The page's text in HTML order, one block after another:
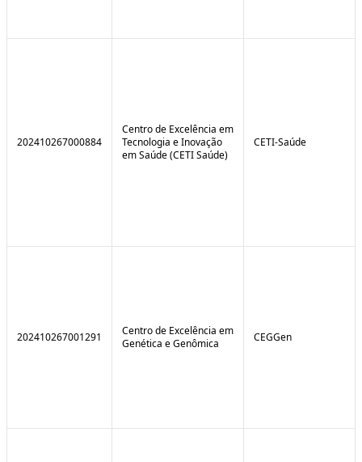
202410267000884
Centro de Excelência em
Tecnologia e Inovação
em Saúde (CETI Saúde)
CETI-Saúde
202410267001291
Centro de Excelência em
Genética e Genômica
CEGGen